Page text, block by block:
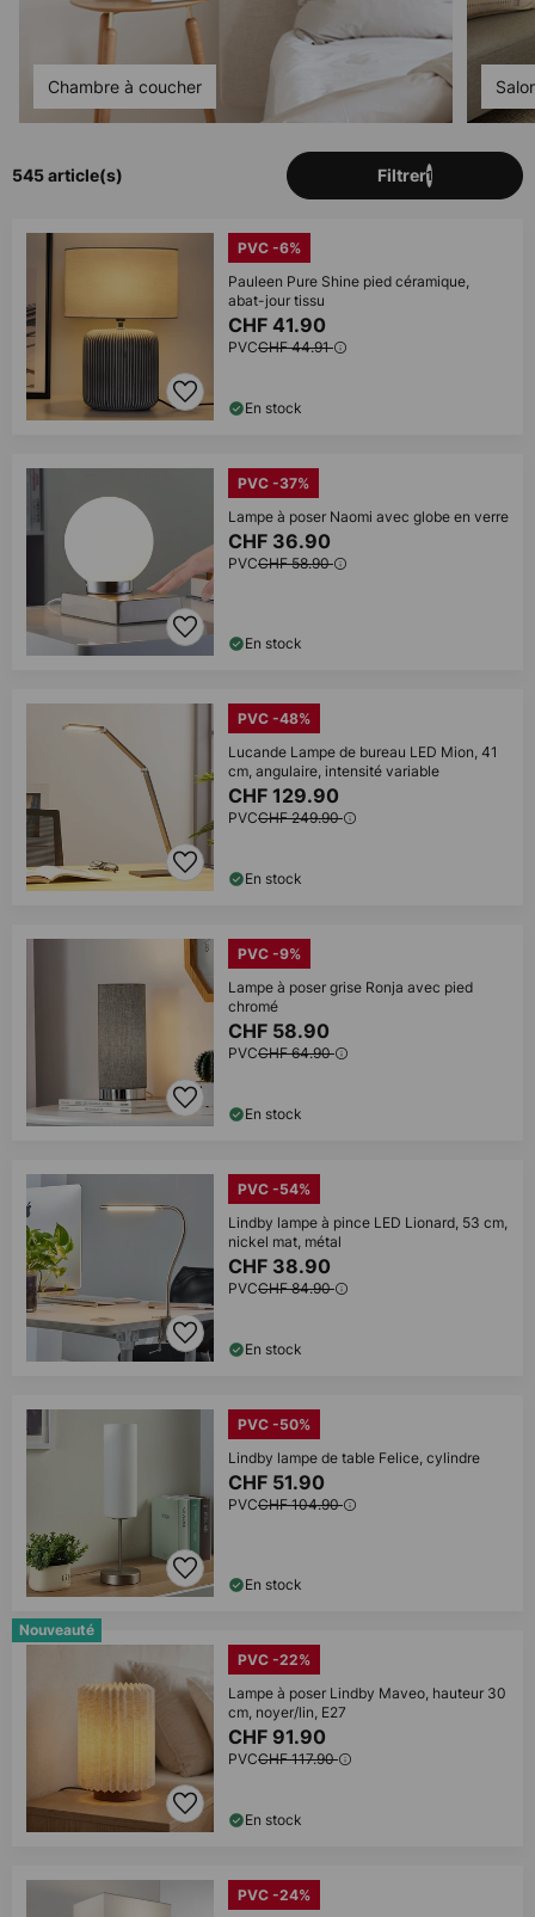
Chambre à coucher
545 article(s) Filtrer1
PVC -6%
Pauleen Pure Shine pied céramique,
abat-jour tissu
CHF 41.90
PVCCHF 44.91
En stock
PVC -37%
Lampe à poser Naomi avec globe en verre
CHF 36.90
PVCCHF 58.90
En stock
PVC -48%
Lucande Lampe de bureau LED Mion, 41
cm, angulaire, intensité variable
CHF 129.90
PVCCHF 249.90
En stock
PVC -9%
Lampe à poser grise Ronja avec pied
chromé
CHF 58.90
PVCCHF 64.90
En stock
PVC -54%
Lindby lampe à pince LED Lionard, 53 cm,
nickel mat, métal
CHF 38.90
PVCCHF 84.90
En stock
PVC -50%
Lindby lampe de table Felice, cylindre
CHF 51.90
PVCCHF 104.90
En stock
Nouveauté
PVC -22%
Lampe à poser Lindby Maveo, hauteur 30
cm, noyer/lin, E27
CHF 91.90
PVCCHF 117.90
En stock
PVC -24%